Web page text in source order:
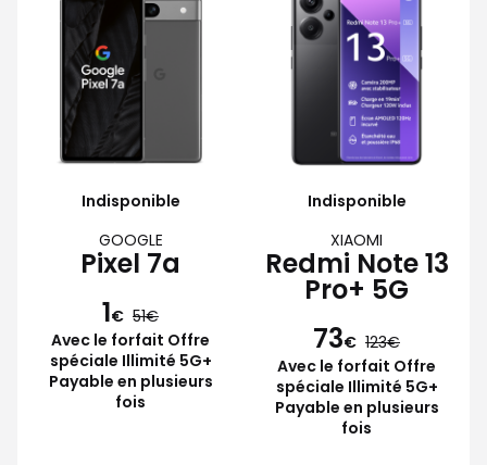
Indisponible
GOOGLE
Pixel 7a
1€ 51
Avec le forfait Offre
spéciale Illimité 5G+
Payable en plusieurs
fois
Indisponible
XIAOMI
Redmi Note 13
Pro+ 5G
73€ 123
Avec le forfait Offre
spéciale Illimité 5G+
Payable en plusieurs
fois